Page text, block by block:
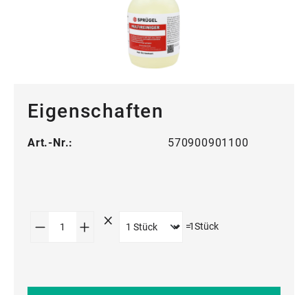
Eigenschaften
Art.-Nr.: 570900901100
Produkt Anzahl: Gib den gewünschten
=1Stück